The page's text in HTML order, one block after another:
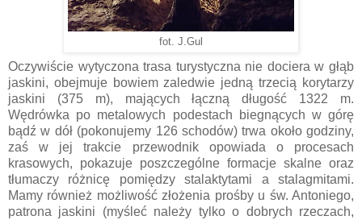
fot. J.Gul
Oczywiście wytyczona trasa turystyczna nie dociera w głąb
jaskini, obejmuje bowiem zaledwie jedną trzecią korytarzy
jaskini (375 m), mających łączną długość 1322 m.
Wędrówka po metalowych podestach biegnących w górę
bądź w dół (pokonujemy 126 schodów) trwa około godziny,
zaś w jej trakcie przewodnik opowiada o procesach
krasowych, pokazuje poszczególne formacje skalne oraz
tłumaczy różnicę pomiędzy stalaktytami a stalagmitami.
Mamy również możliwość złożenia prośby u św. Antoniego,
patrona jaskini (myśleć należy tylko o dobrych rzeczach,